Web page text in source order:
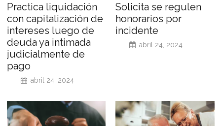
Practica liquidación
con capitalización de
intereses luego de
deuda ya intimada
judicialmente de
pago
abril 24, 2024
Solicita se regulen
honorarios por
incidente
abril 24, 2024